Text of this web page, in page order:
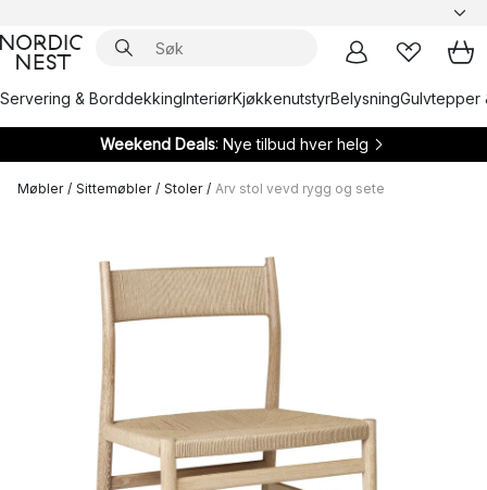
Servering & BorddekkingInteriørKjøkkenutstyrBelysningGulvtepper
Weekend Deals: Nye tilbud hver helg
Møbler / Sittemøbler / Stoler / Arv stol vevd rygg og sete